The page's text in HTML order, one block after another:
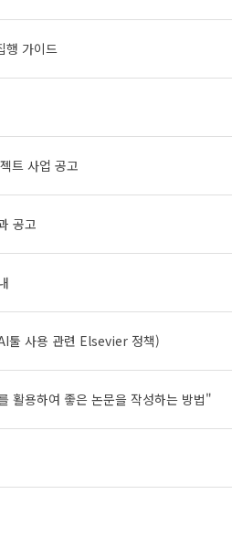
행 가이드
트 사업 공고
공고
사용 관련 Elsevier 정책)
활용하여 좋은 논문을 작성하는 방법"